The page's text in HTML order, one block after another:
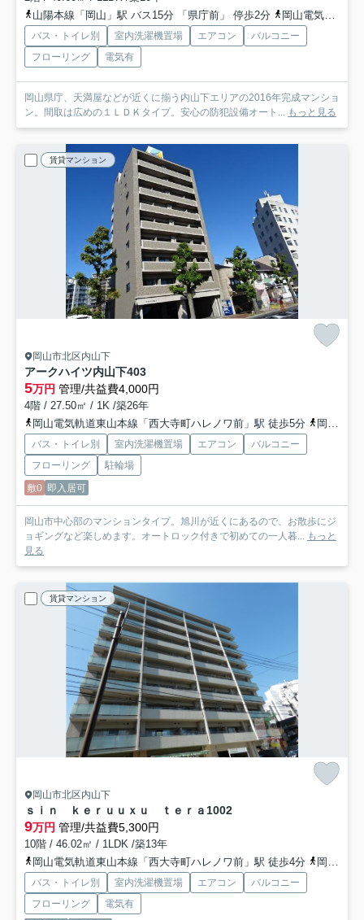
山陽本線「岡山」駅 バス15分 「県庁前」 停歩2分
岡山電気軌道東山本線「県庁通り」駅 徒歩5分
バス・トイレ別 室内洗濯機置場 エアコン
バルコニー
フローリング
電気有
岡山県庁、天満屋などが近くに揃う内山下エリアの2016年完成マンショ
ン。間取は広めの１ＬＤＫタイプ。安心の防犯設備オート... もっと見る
賃貸マンション
岡山市北区内山下
アークハイツ内山下403
5万円 管理/共益費4,000円
4階 / 27.50㎡ / 1K /築26年
岡山電気軌道東山本線「西大寺町ハレノワ前」駅 徒歩5分
岡山電気軌道東山本線「県庁通り」駅 徒歩8分
バス・トイレ別 室内洗濯機置場 エアコン
バルコニー
フローリング
駐輪場
敷0 即入居可
岡山市中心部のマンションタイプ。旭川が近くにあるので、お散歩にジ
ョギングなど楽しめます。オートロック付きで初めての一人暮... もっと
見る
賃貸マンション
岡山市北区内山下
ｓｉｎ ｋｅｒｕｕｘｕ ｔｅｒａ 1002
9万円 管理/共益費5,300円
10階 / 46.02㎡ / 1LDK /築13年
岡山電気軌道東山本線「西大寺町ハレノワ前」駅 徒歩4分
岡山電気軌道東山本線「県庁通り」駅 徒歩6分
バス・トイレ別 室内洗濯機置場 エアコン
バルコニー
フローリング
電気有